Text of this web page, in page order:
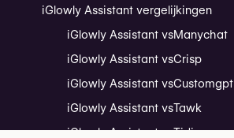
iGlowly Assistant vergelijkingen
iGlowly Assistant vsManychat
iGlowly Assistant vsCrisp
iGlowly Assistant vsCustomgpt
iGlowly Assistant vsTawk
iGlowly Assistant vsTidio